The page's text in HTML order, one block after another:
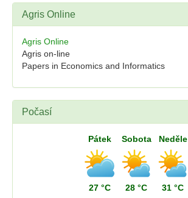
Agris Online
Agris Online
Agris on-line
Papers in Economics and Informatics
Počasí
Pátek
27 °C
Sobota
28 °C
Neděle
31 °C